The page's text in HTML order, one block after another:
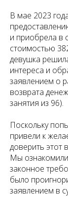
В мае 2023
и приобрела в
стоимостью
девушка
интереса и
заявлением о
возврата
занятия из 96).
Поскольку
привели к
доверить этот
Мы
законное
было
заявлением в